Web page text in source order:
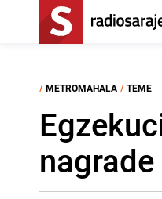
/ METROMAHALA / TEME